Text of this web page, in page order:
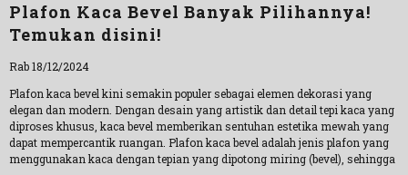
Plafon Kaca Bevel Banyak Pilihannya!
Temukan disini!
Rab 18/12/2024
Plafon kaca bevel kini semakin populer sebagai elemen dekorasi yang
elegan dan modern. Dengan desain yang artistik dan detail tepi kaca yang
diproses khusus, kaca bevel memberikan sentuhan estetika mewah yang
dapat mempercantik ruangan. Plafon kaca bevel adalah jenis plafon yang
menggunakan kaca dengan tepian yang dipotong miring (bevel), sehingga